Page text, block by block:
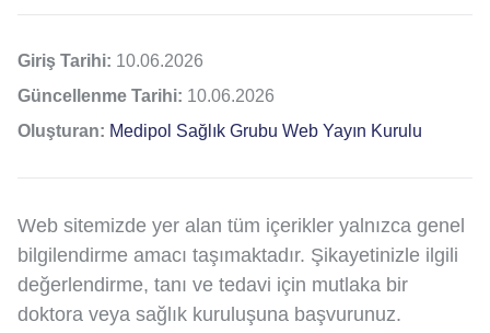
Giriş Tarihi: 10.06.2026
Güncellenme Tarihi: 10.06.2026
Oluşturan: Medipol Sağlık Grubu Web Yayın Kurulu
Web sitemizde yer alan tüm içerikler yalnızca genel
bilgilendirme amacı taşımaktadır. Şikayetinizle ilgili
değerlendirme, tanı ve tedavi için mutlaka bir
doktora veya sağlık kuruluşuna başvurunuz.